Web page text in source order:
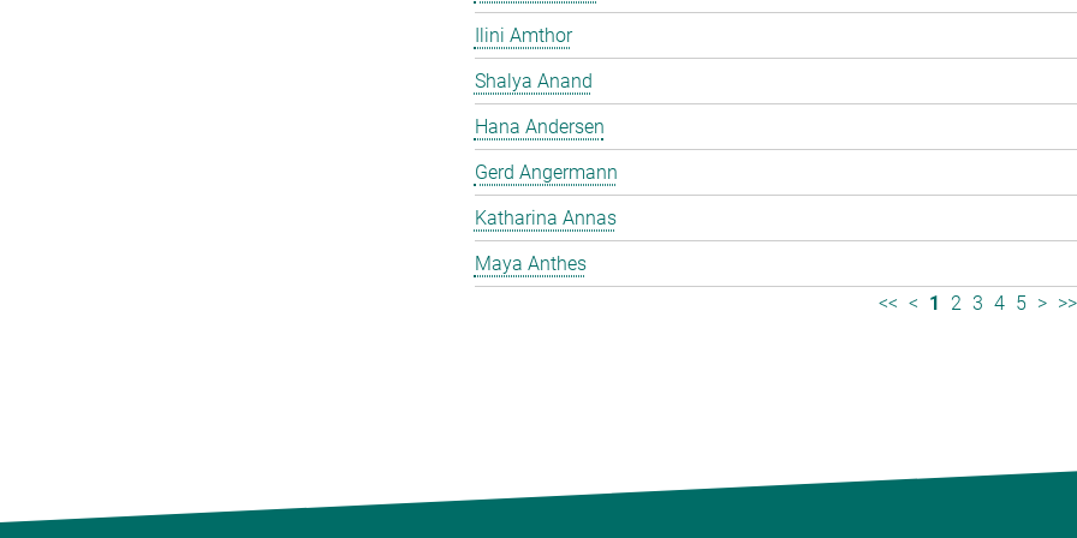
Ilini Amthor
Shalya Anand
Hana Andersen
Gerd Angermann
Katharina Annas
Maya Anthes
<< < 1 2 3 4 5 > >>